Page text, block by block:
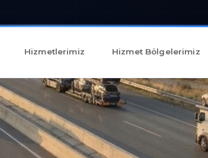
Hizmetlerimiz Hizmet Bölgelerimiz